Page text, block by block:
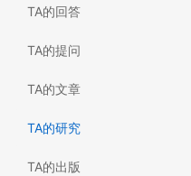
TA的回答
TA的提问
TA的文章
TA的研究
TA的出版